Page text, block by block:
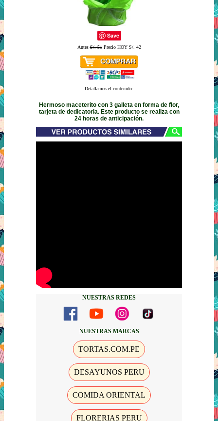
Save
AntesS/. 51Precio HOY S/. 42
Detallamos el contenido:
Hermoso maceterito con 3 galleta en forma de flor,
tarjeta de dedicatoria. Este producto se realiza con
24 horas de anticipación.
NUESTRAS REDES
NUESTRAS MARCAS
TORTAS.COM.PE
DESAYUNOS PERU
COMIDA ORIENTAL
FLORERIAS PERU